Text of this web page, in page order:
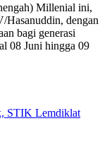
Millenial ini,
Hasanuddin, dengan
bagi generasi
08 Juni hingga 09